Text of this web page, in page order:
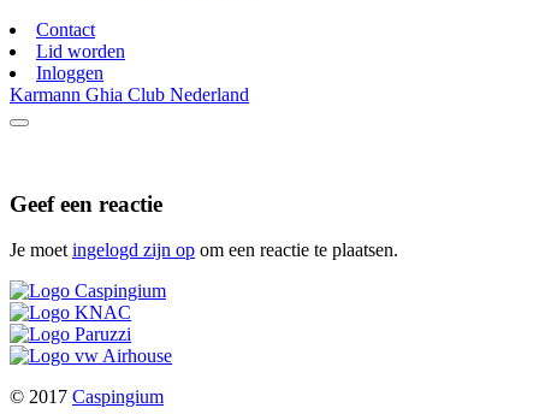
Contact
Lid worden
Inloggen
Karmann Ghia Club Nederland
Geef een reactie
Je moet ingelogd zijn op om een reactie te plaatsen.
© 2017 Caspingium